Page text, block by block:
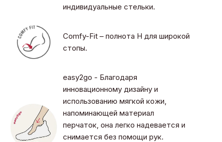
индивидуальные стельки.
Comfy-Fit – полнота H для широкой
стопы.
easy2go - Благодаря
инновационному дизайну и
использованию мягкой кожи,
напоминающей материал
перчаток, она легко надевается и
снимается без помощи рук.